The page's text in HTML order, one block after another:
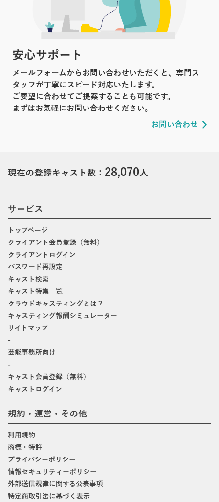
安心サポート
メールフォームからお問い合わせいただくと、専門ス
タッフが丁寧にスピード対応いたします。
ご要望に合わせてご提案することも可能です。
まずはお気軽にお問い合わせください。
お問い合わせ
現在の登録キャスト数： 28,070人
サービス
トップページ
クライアント会員登録（無料）
クライアントログイン
パスワード再設定
キャスト検索
キャスト特集一覧
クラウドキャスティングとは？
キャスティング報酬シミュレーター
サイトマップ
-
芸能事務所向け
-
キャスト会員登録（無料）
キャストログイン
規約・運営・その他
利用規約
商標・特許
プライバシーポリシー
情報セキュリティーポリシー
外部送信規律に関する公表事項
特定商取引法に基づく表示